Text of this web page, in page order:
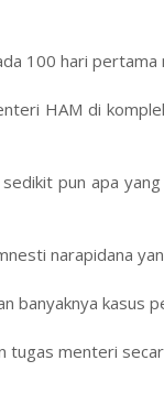
100 hari
HAM di
pun apa
narapidana
banyaknya kasus
tugas menteri